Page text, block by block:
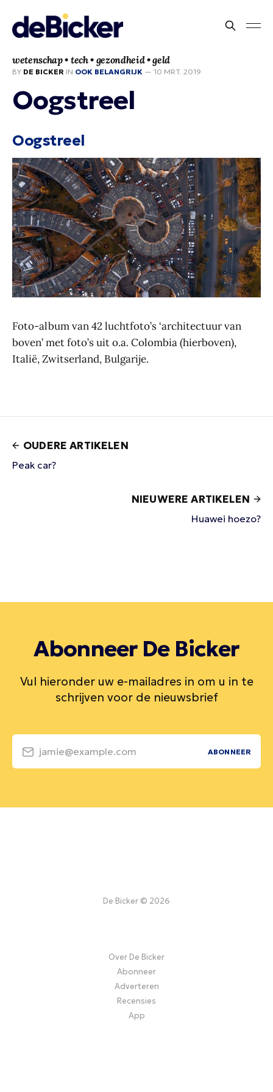
wetenschap • tech • gezondheid • geld
BY DE BICKER IN OOK BELANGRIJK — 10 MRT. 2019
Oogstreel
Oogstreel
Foto-album van 42 luchtfoto’s ‘architectuur van
boven’ met foto’s uit o.a. Colombia (hierboven),
Italië, Zwitserland, Bulgarije.
OUDERE ARTIKELEN
Peak car?
NIEUWERE ARTIKELEN
Huawei hoezo?
Abonneer De Bicker
Vul hieronder uw e-mailadres in om u in te
schrijven voor de nieuwsbrief
jamie@example.com ABONNEER
De Bicker © 2026
Over De Bicker
Abonneer
Adverteren
Recensies
App